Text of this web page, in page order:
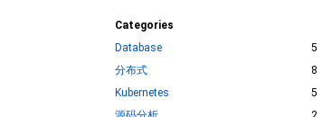
Categories
Database
5
分布式
8
Kubernetes
5